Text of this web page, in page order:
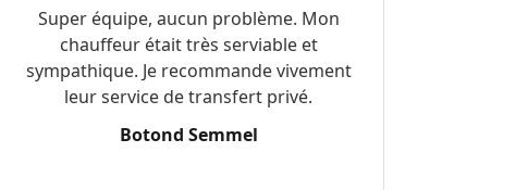
Super équipe, aucun problème. Mon
chauffeur était très serviable et
sympathique. Je recommande vivement
leur service de transfert privé.
Botond Semmel